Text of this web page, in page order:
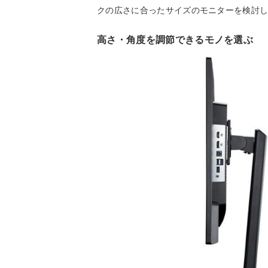
クの広さに合ったサイズのモニターを検討し
高さ・角度を調節できるモノを選ぶ